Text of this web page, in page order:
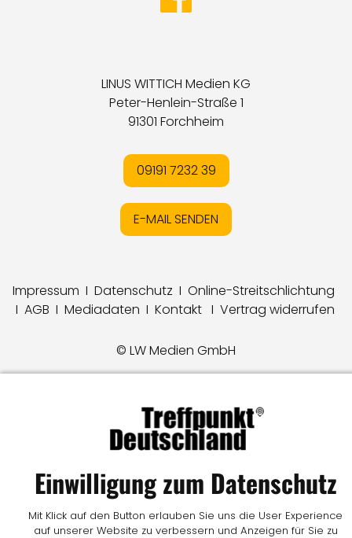
LINUS WITTICH Medien KG
Peter-Henlein-Straße 1
91301 Forchheim
09191 7232 39
E-MAIL SENDEN
Impressum I Datenschutz I Online-Streitschlichtung
I AGB I Mediadaten I Kontakt I Vertrag widerrufen
© LW Medien GmbH
Einwilligung zum Datenschutz
Mit Klick auf den Button erlauben Sie uns die User Experience
auf unserer Website zu verbessern und Anzeigen für Sie zu